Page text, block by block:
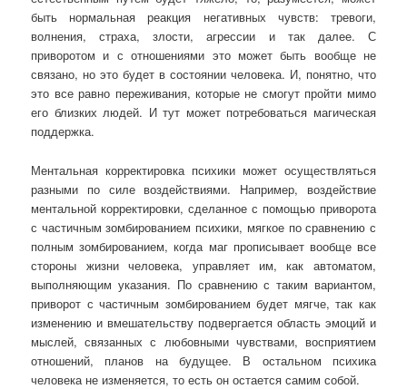
быть нормальная реакция негативных чувств: тревоги,
волнения, страха, злости, агрессии и так далее. С
приворотом и с отношениями это может быть вообще не
связано, но это будет в состоянии человека. И, понятно, что
это все равно переживания, которые не смогут пройти мимо
его близких людей. И тут может потребоваться магическая
поддержка.
Ментальная корректировка психики может осуществляться
разными по силе воздействиями. Например, воздействие
ментальной корректировки, сделанное с помощью приворота
с частичным зомбированием психики, мягкое по сравнению с
полным зомбированием, когда маг прописывает вообще все
стороны жизни человека, управляет им, как автоматом,
выполняющим указания. По сравнению с таким вариантом,
приворот с частичным зомбированием будет мягче, так как
изменению и вмешательству подвергается область эмоций и
мыслей, связанных с любовными чувствами, восприятием
отношений, планов на будущее. В остальном психика
человека не изменяется, то есть он остается самим собой.